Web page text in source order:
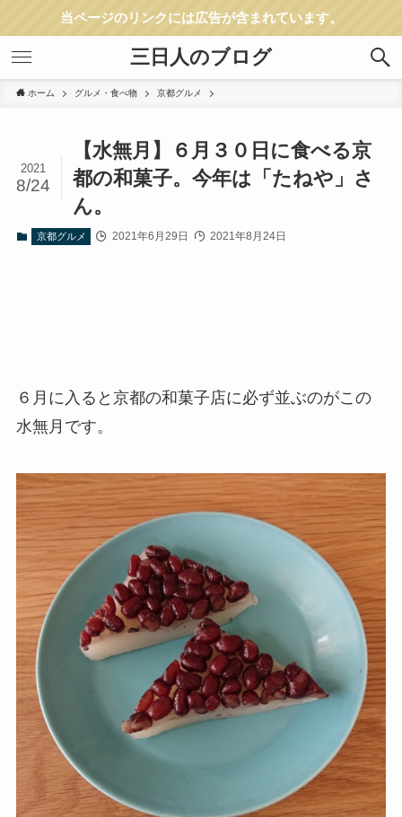
当ページのリンクには広告が含まれています。
三日人のブログ
ホーム グルメ・食べ物 京都グルメ
【水無月】６月３０日に食べる京
都の和菓子。今年は「たねや」さ
ん。
2021
8/24
京都グルメ 2021年6月29日 2021年8月24日
６月に入ると京都の和菓子店に必ず並ぶのがこの
水無月です。